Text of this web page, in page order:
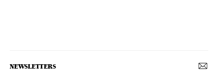
NEWSLETTERS